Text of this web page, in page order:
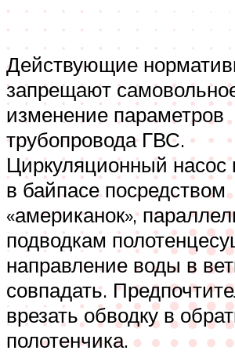
Действующие
запрещают
изменение параметров
трубопровода ГВС.
Циркуляционный насос
в байпасе посредством
«американок»,
подводкам
направление воды в
совпадать.
врезать обводку в
полотенчика.